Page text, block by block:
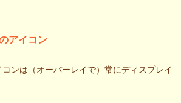
アイコン
ンは（オーバーレイで）常にディスプレイ